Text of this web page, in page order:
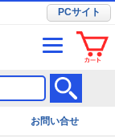
PCサイト
お問い合せ